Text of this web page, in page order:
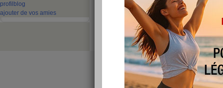
profil blog
ajouter de vos amies
alors debout a 9h petit déj ok 20 minutes de
et mon cousin sont venue mang" j'ai fait un
semoule et on a était à l'accro branche trop
salade de tomates avec du dindoneau froid